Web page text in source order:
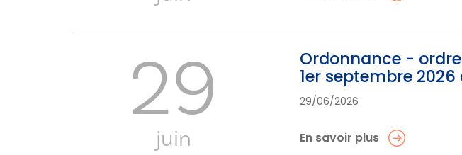
29
juin
Ordonnance -
1er septembre
29/06/2026
En savoir plus